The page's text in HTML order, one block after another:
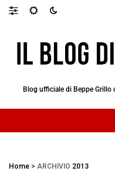
Blog ufficiale di Beppe
Home > ARCHIVIO 2013